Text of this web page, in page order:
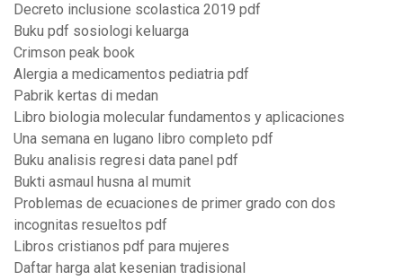
Decreto inclusione scolastica 2019 pdf
Buku pdf sosiologi keluarga
Crimson peak book
Alergia a medicamentos pediatria pdf
Pabrik kertas di medan
Libro biologia molecular fundamentos y aplicaciones
Una semana en lugano libro completo pdf
Buku analisis regresi data panel pdf
Bukti asmaul husna al mumit
Problemas de ecuaciones de primer grado con dos
incognitas resueltos pdf
Libros cristianos pdf para mujeres
Daftar harga alat kesenian tradisional